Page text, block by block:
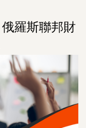
俄羅斯聯邦財